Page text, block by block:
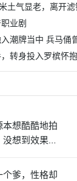
土气显老，离开
业剧
潮牌当中 兵马俑
转身投入罗槟怀
本想酷酷地拍
没想到效果出
个爹，性格却